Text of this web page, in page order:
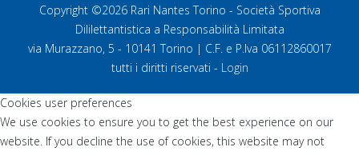
Copyright ©2026 Rari Nantes Torino - Società Sportiva
Dililettantistica a Responsabilità Limitata
via Murazzano, 5 - 10141 Torino | C.F. e P.Iva 06112860017
tutti i diritti riservati - Login
Cookies user preferences
We use cookies to ensure you to get the best experience on our
website. If you decline the use of cookies, this website may not